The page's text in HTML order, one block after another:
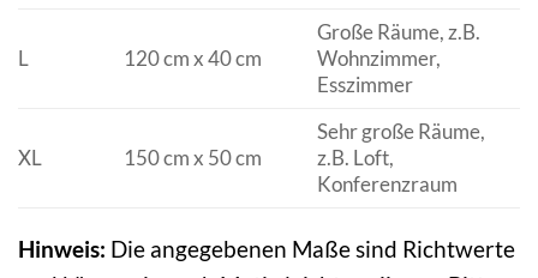
L 120 cm x 40 cm
Große Räume, z.B.
Wohnzimmer,
Esszimmer
XL 150 cm x 50 cm
Sehr große Räume,
z.B. Loft,
Konferenzraum
Hinweis: Die angegebenen Maße sind Richtwerte